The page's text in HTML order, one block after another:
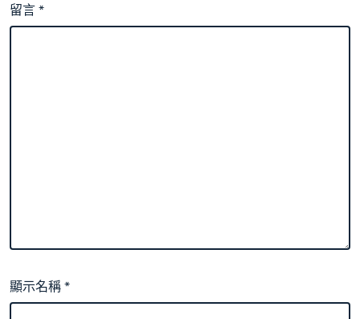
留言*
顯示名稱*